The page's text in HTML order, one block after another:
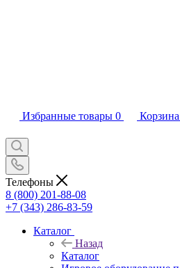
Избранные товары 0 Корзина
Телефоны
8 (800) 201-88-08
+7 (343) 286-83-59
Каталог
Назад
Каталог